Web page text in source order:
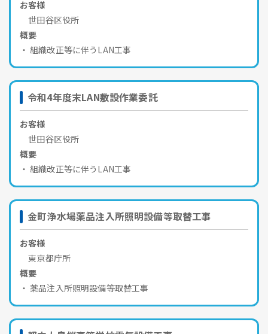
お客様
世田谷区役所
概要
組織改正等に伴うLAN工事
令和4年度末LAN敷設作業委託
お客様
世田谷区役所
概要
組織改正等に伴うLAN工事
金町浄水場薬品注入所照明設備等取替工事
お客様
東京都庁所
概要
薬品注入所照明設備等取替工事